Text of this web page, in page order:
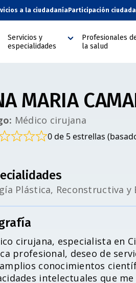
a la ciudadanía Participación
Servicios y
especialidades
Profesionales
la salud
MARIA
Médico cirujana
0 de 5 estrellas
Plástica, Reconstructiva y
cirujana, especialista en
profesional, deseo de
conocimientos
intelectuales que